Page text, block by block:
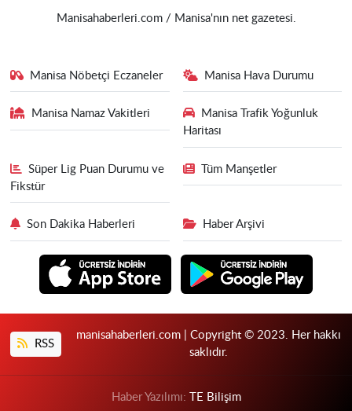
Manisahaberleri.com / Manisa'nın net gazetesi.
Manisa Nöbetçi Eczaneler Manisa Hava Durumu
Manisa Namaz Vakitleri
Manisa Trafik Yoğunluk
Haritası
Süper Lig Puan Durumu ve
Fikstür
Tüm Manşetler
Son Dakika Haberleri Haber Arşivi
RSS
manisahaberleri.com | Copyright © 2023. Her hakkı
saklıdır.
Haber Yazılımı: TE Bilişim